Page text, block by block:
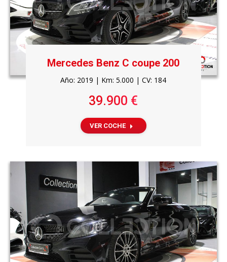
Mercedes Benz C coupe 200
Año: 2019 | Km: 5.000 | CV: 184
39.900 €
VER COCHE